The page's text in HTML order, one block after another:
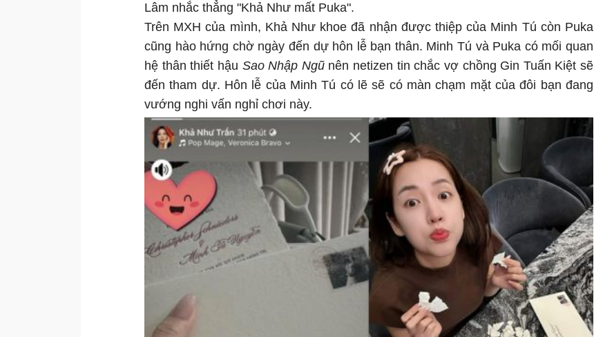
Lâm nhắc thẳng "Khả Như mất Puka".
Trên MXH của mình, Khả Như khoe đã nhận được thiệp của Minh Tú còn Puka
cũng hào hứng chờ ngày đến dự hôn lễ bạn thân. Minh Tú và Puka có mối quan
hệ thân thiết hậu Sao Nhập Ngũnên netizen tin chắc vợ chồng Gin Tuấn Kiệt sẽ
đến tham dự. Hôn lễ của Minh Tú có lẽ sẽ có màn chạm mặt của đôi bạn đang
vướng nghi vấn nghỉ chơi này.